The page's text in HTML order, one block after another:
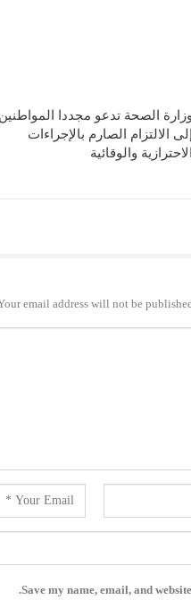
وزارة الصحة تدعو مجددا المواطنين
إلى الالتزام الصارم بالإجراءات
الاحترازية والوقائية
email address will not be
Save my name, email, and